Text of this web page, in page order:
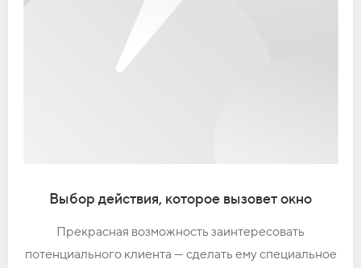
Выбор действия, которое вызовет окно
Прекрасная возможность заинтересовать
потенциального клиента — сделать ему специальное